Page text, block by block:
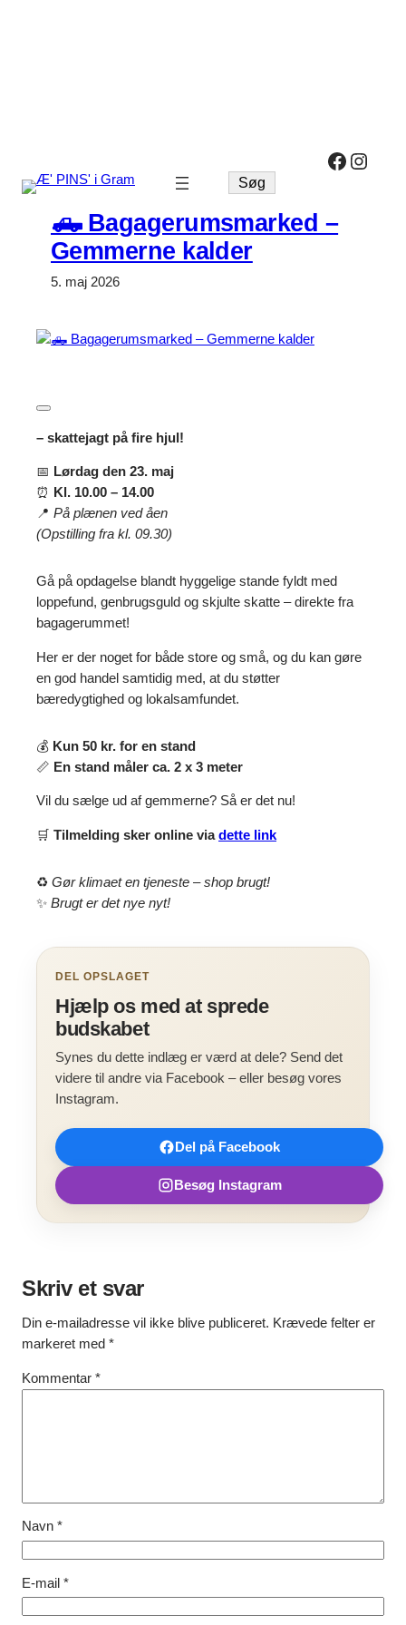
SøgSøg
🛻 Bagagerumsmarked –
Gemmerne kalder
5. maj 2026
– skattejagt på fire hjul!
📅 Lørdag den 23. maj
⏰
Kl. 10.00 – 14.00
📍 På plænen ved åen
(Opstilling fra kl. 09.30)
Gå på opdagelse blandt hyggelige stande fyldt med
loppefund, genbrugsguld og skjulte skatte – direkte fra
bagagerummet!
Her er der noget for både store og små, og du kan gøre
en god handel samtidig med, at du støtter
bæredygtighed og lokalsamfundet.
💰 Kun 50 kr. for en stand
📏 En stand måler ca. 2 x 3 meter
Vil du sælge ud af gemmerne? Så er det nu!
🛒 Tilmelding sker online viadette link
♻️ Gør klimaet en tjeneste – shop brugt!
✨ Brugt er det nye nyt!
DEL OPSLAGET
Hjælp os med at sprede
budskabet
Synes du dette indlæg er værd at dele? Send det
videre til andre via Facebook – eller besøg vores
Instagram.
Del på Facebook
Besøg Instagram
Skriv et svar
Din e-mailadresse vil ikke blive publiceret. Krævede felter er
markeret med *
Kommentar *
Navn *
E-mail *